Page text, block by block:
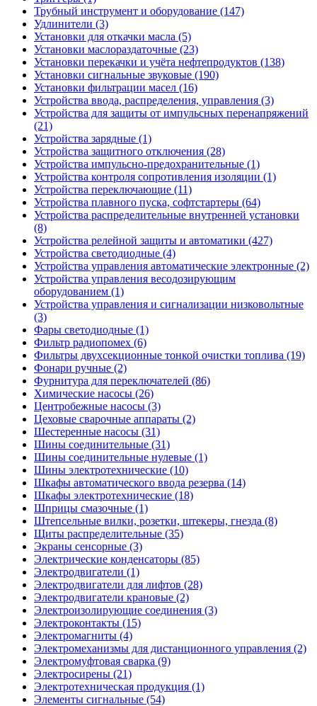
Трубный инструмент и оборудование (147)
Удлинители (3)
Установки для откачки масла (5)
Установки маслораздаточные (23)
Установки перекачки и учёта нефтепродуктов (138)
Установки сигнальные звуковые (190)
Установки фильтрации масел (16)
Устройства ввода, распределения, управления (3)
Устройства для защиты от импульсных перенапряжений
(21)
Устройства зарядные (1)
Устройства защитного отключения (28)
Устройства импульсно-предохранительные (1)
Устройства контроля сопротивления изоляции (1)
Устройства переключающие (11)
Устройства плавного пуска, софтстартеры (64)
Устройства распределительные внутренней установки
(8)
Устройства релейной защиты и автоматики (427)
Устройства светодиодные (4)
Устройства управления автоматические электронные (2)
Устройства управления весодозирующим
оборудованием (1)
Устройства управления и сигнализации низковольтные
(3)
Фары светодиодные (1)
Фильтр радиопомех (6)
Фильтры двухсекционные тонкой очистки топлива (19)
Фонари ручные (2)
Фурнитура для переключателей (86)
Химические насосы (26)
Центробежные насосы (3)
Цеховые сварочные аппараты (2)
Шестеренные насосы (31)
Шины соединительные (31)
Шины соединительные нулевые (1)
Шины электротехнические (10)
Шкафы автоматического ввода резерва (14)
Шкафы электротехнические (18)
Шприцы смазочные (1)
Штепсельные вилки, розетки, штекеры, гнезда (8)
Щиты распределительные (35)
Экраны сенсорные (3)
Электрические конденсаторы (85)
Электродвигатели (1)
Электродвигатели для лифтов (28)
Электродвигатели крановые (2)
Электроизолирующие соединения (3)
Электроконтакты (15)
Электромагниты (4)
Электромеханизмы для дистанционного управления (2)
Электромуфтовая сварка (9)
Электросирены (21)
Электротехническая продукция (1)
Элементы сигнальные (54)